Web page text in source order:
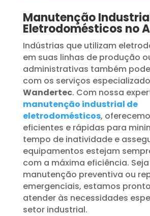
Manutenção
Eletrodomésticos no
Indústrias que utilizam
em suas linhas de produção
administrativas também
com os serviços
Wandertec. Com nossa
manutenção industrial de
eletrodomésticos,
eficientes e rápidas para
tempo de inatividade e
equipamentos estejam
com a máxima eficiência.
manutenção preventiva ou
emergenciais, estamos
atender às necessidades
setor industrial.